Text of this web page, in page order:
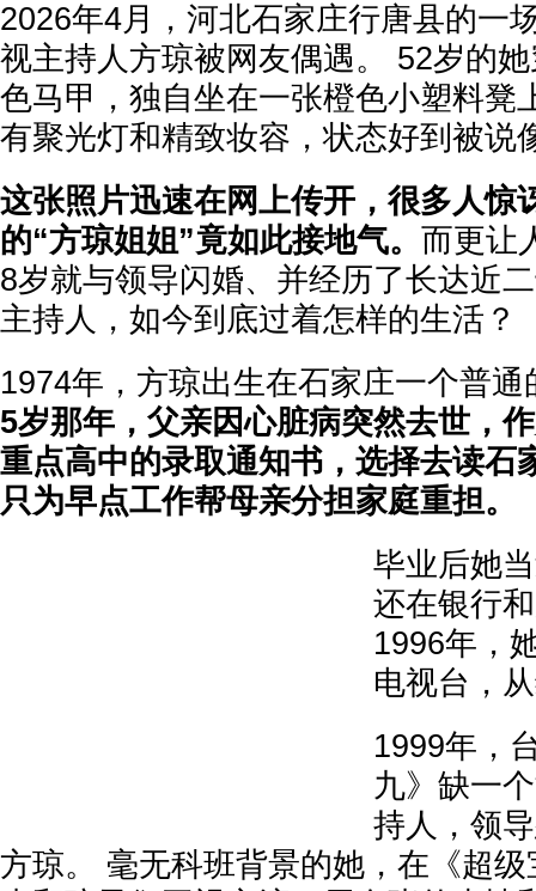
2026年4月，河北石家庄行唐县的一
视主持人方琼被网友偶遇。 52岁的
色马甲，独自坐在一张橙色小塑料凳
有聚光灯和精致妆容，状态好到被说
这张照片迅速在网上传开，很多人惊
的“方琼姐姐”竟如此接地气。 而更让
8岁就与领导闪婚、并经历了长达近
主持人，如今到底过着怎样的生活？
1974年，方琼出生在石家庄一个普
5岁那年，父亲因心脏病突然去世，
重点高中的录取通知书，选择去读石
只为早点工作帮母亲分担家庭重担。
毕业后她
还在银行
1996年，
电视台，
1999年，
九》缺一
持人，领
方琼。 毫无科班背景的她，在《超